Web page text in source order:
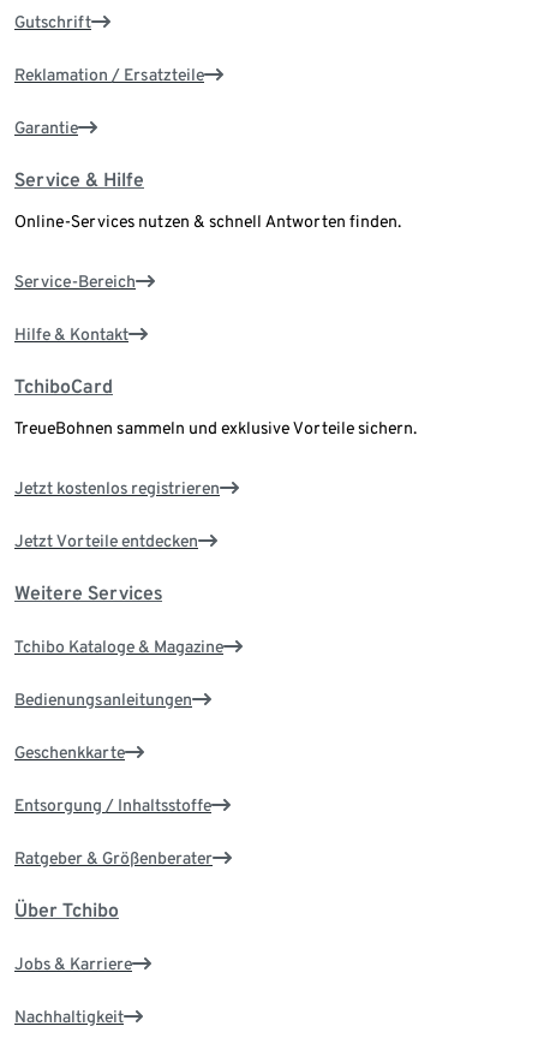
Gutschrift
Reklamation / Ersatzteile
Garantie
Service & Hilfe
Online-Services nutzen & schnell Antworten finden.
Service-Bereich
Hilfe & Kontakt
TchiboCard
TreueBohnen sammeln und exklusive Vorteile sichern.
Jetzt kostenlos registrieren
Jetzt Vorteile entdecken
Weitere Services
Tchibo Kataloge & Magazine
Bedienungsanleitungen
Geschenkkarte
Entsorgung / Inhaltsstoffe
Ratgeber & Größenberater
Über Tchibo
Jobs & Karriere
Nachhaltigkeit